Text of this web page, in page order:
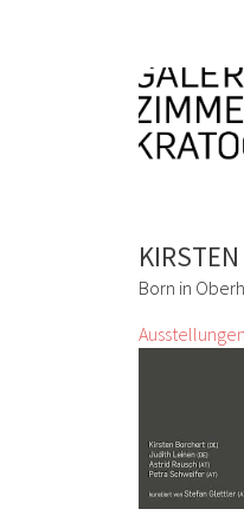
Born in
Ausstellungen
Kirsten
2 März 2018